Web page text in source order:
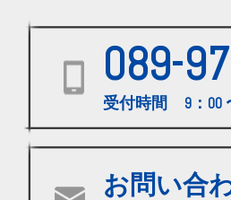
089-
受付時間 9：00
お問い合